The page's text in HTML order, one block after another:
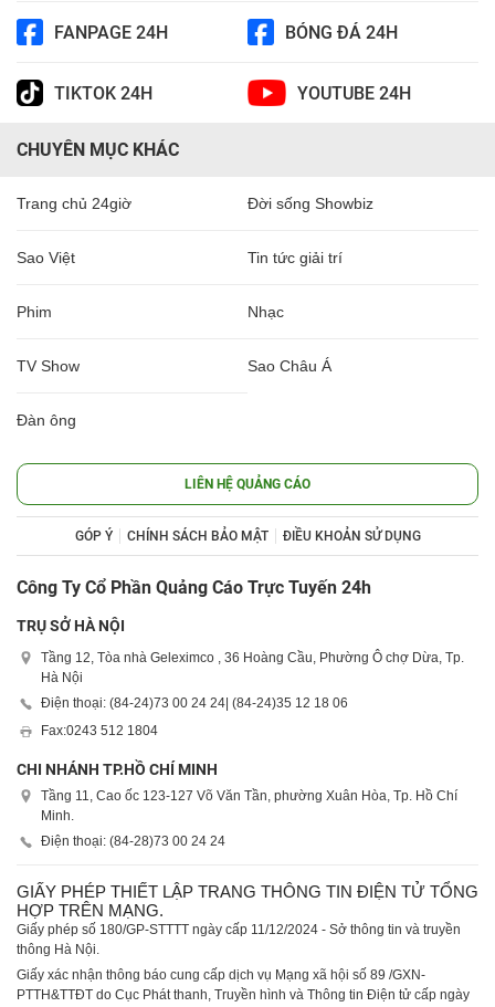
FANPAGE 24H BÓNG ĐÁ 24H
TIKTOK 24H YOUTUBE 24H
CHUYÊN MỤC KHÁC
Trang chủ 24giờ Đời sống Showbiz
Sao Việt Tin tức giải trí
Phim Nhạc
TV Show Sao Châu Á
Đàn ông
LIÊN HỆ QUẢNG CÁO
GÓP Ý CHÍNH SÁCH BẢO MẬT ĐIỀU KHOẢN SỬ DỤNG
Công Ty Cổ Phần Quảng Cáo Trực Tuyến 24h
TRỤ SỞ HÀ NỘI
Tầng 12, Tòa nhà Geleximco , 36 Hoàng Cầu, Phường Ô chợ Dừa, Tp.
Hà Nội
Điện thoại: (84-24)73 00 24 24 | (84-24)35 12 18 06
Fax:0243 512 1804
CHI NHÁNH TP.HỒ CHÍ MINH
Tầng 11, Cao ốc 123-127 Võ Văn Tần, phường Xuân Hòa, Tp. Hồ Chí
Minh.
Điện thoại: (84-28)73 00 24 24
GIẤY PHÉP THIẾT LẬP TRANG THÔNG TIN ĐIỆN TỬ TỔNG
HỢP TRÊN MẠNG.
Giấy phép số 180/GP-STTTT ngày cấp 11/12/2024 - Sở thông tin và truyền
thông Hà Nội.
Giấy xác nhận thông báo cung cấp dịch vụ Mạng xã hội số 89 /GXN-
PTTH&TTĐT do Cục Phát thanh, Truyền hình và Thông tin Điện tử cấp ngày